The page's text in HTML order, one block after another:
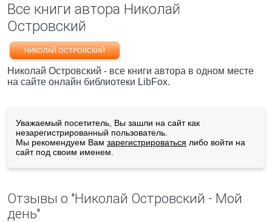
Все книги автора Николай
Островский
НИКОЛАЙ ОСТРОВСКИЙ
Николай Островский - все книги автора в одном месте
на сайте онлайн библиотеки LibFox.
Уважаемый посетитель, Вы зашли на сайт как
незарегистрированный пользователь.
Мы рекомендуем Вам зарегистрироваться либо войти на
сайт под своим именем.
Отзывы о "Николай Островский - Мой
день"